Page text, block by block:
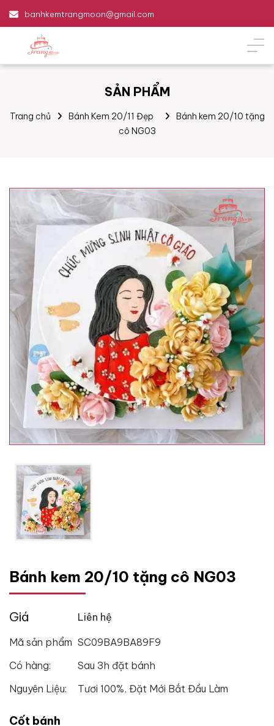
banhkemtrangmoon@gmail.com
SẢN PHẨM
Trang chủ Bánh Kem 20/11 Đẹp
Bánh kem 20/10 tặng
cô NG03
Bánh kem 20/10 tặng cô NG03
Giá Liên hệ
Mã sản phẩm SC09BA9BA89F9
Có hàng:
Sau 3h đặt bánh
Nguyên Liệu:
Tươi 100%, Đặt Mới Bắt Đầu Làm
Cốt bánh